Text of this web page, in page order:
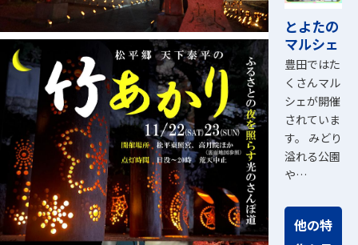
とよたの
マルシェ
豊田ではた
くさんマル
シェが開催
されていま
す。 みどり
や…